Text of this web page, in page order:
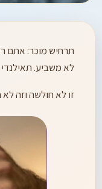
לא משביע. תאילנדי
זו לא חולשה וזה לא